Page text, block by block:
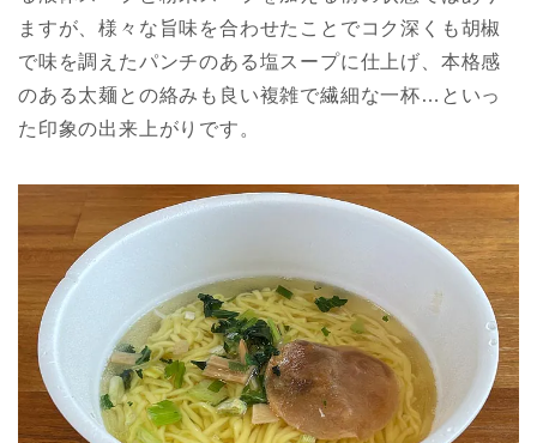
ますが、様々な旨味を合わせたことでコク深くも胡椒
で味を調えたパンチのある塩スープに仕上げ、本格感
のある太麺との絡みも良い複雑で繊細な一杯…といっ
た印象の出来上がりです。